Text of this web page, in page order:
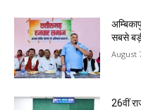
सबसे
August
26वीं